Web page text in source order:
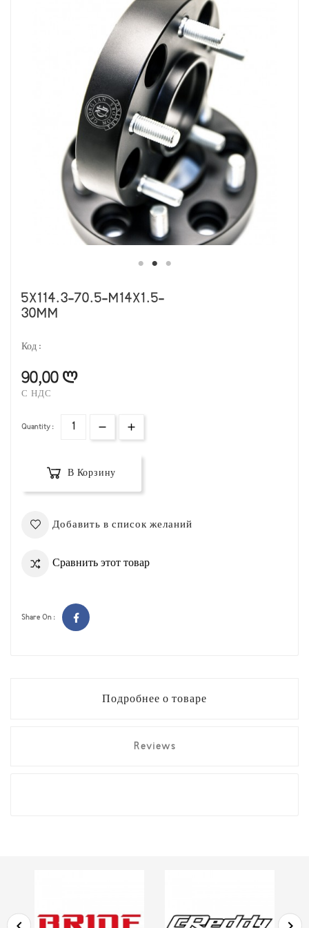
5X114.3-70.5-M14X1.5-
30MM
Код :
90,00 ლ
С НДС
Quantity :
В Корзину
Добавить в список желаний
Сравнить этот товар
Share On :
Подробнее о товаре
Reviews